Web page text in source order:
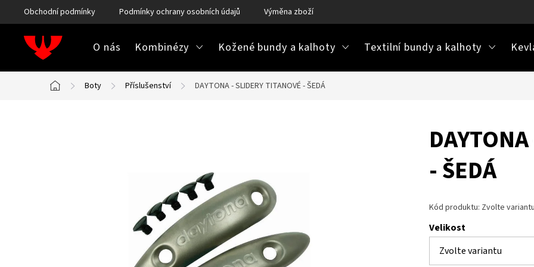
na
obsah
Obchodní podmínky Podmínky ochrany osobních údajů Výměna zboží
O nás Kombinézy Kožené bundy a kalhoty Textilní bundy a kalhoty
Domů
Boty Příslušenství DAYTONA - SLIDERY TITANOVÉ - ŠEDÁ
- ŠEDÁ
Kód produktu: Zvolte variantu
Velikost